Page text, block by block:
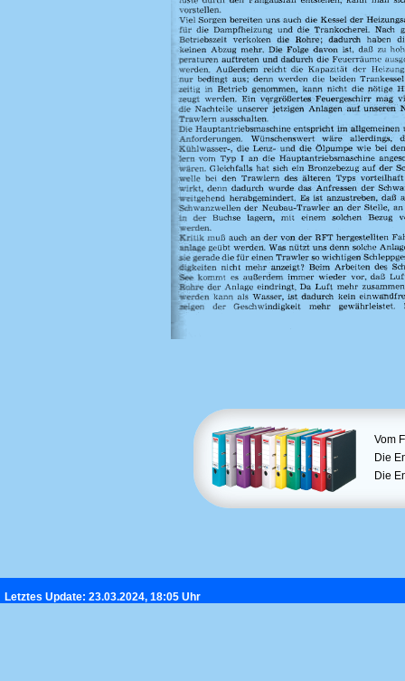
Vom
Die
Die
Letztes Update: 23.03.2024, 18:05 Uhr